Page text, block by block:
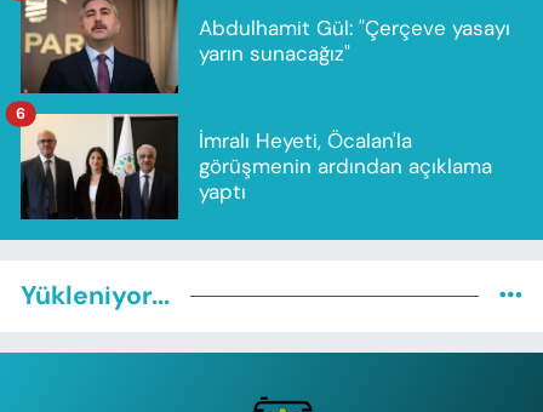
Abdulhamit Gül: "Çerçeve yasayı
yarın sunacağız"
İmralı Heyeti, Öcalan'la
görüşmenin ardından açıklama
yaptı
6
Yükleniyor...